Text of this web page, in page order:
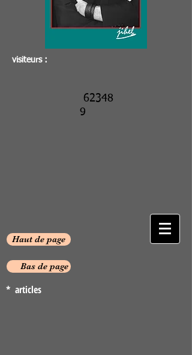
visiteurs :
62348
9
Haut de page
Bas de page
* articles